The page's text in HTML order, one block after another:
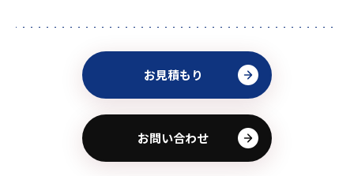
お見積もり
お問い合わせ